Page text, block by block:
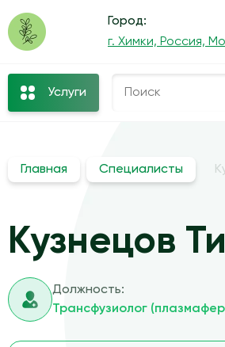
Город:
г. Химки, Россия,
Услуги
Главная Специалисты
Кузнецов
Должность:
Трансфузиолог